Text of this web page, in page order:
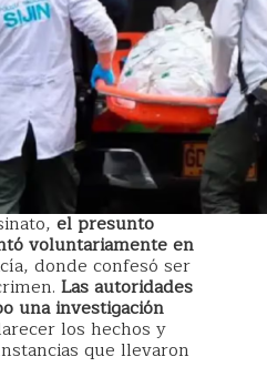
el presunto
voluntariamente en
donde confesó ser
Las autoridades
una investigación
los hechos y
que llevaron